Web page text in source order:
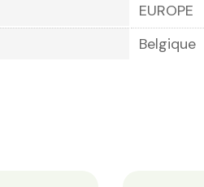
EUROPE
Belgique